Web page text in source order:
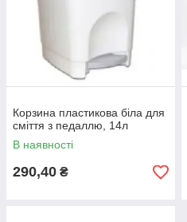
Корзина пластикова біла для
сміття з педаллю, 14л
В наявності
290,40 ₴